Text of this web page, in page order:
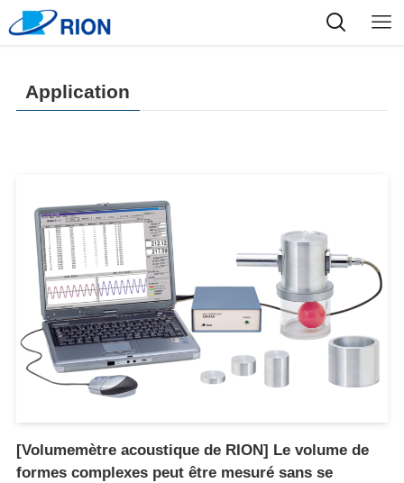
Application
[Volumemètre acoustique de RION] Le volume de
formes complexes peut être mesuré sans se